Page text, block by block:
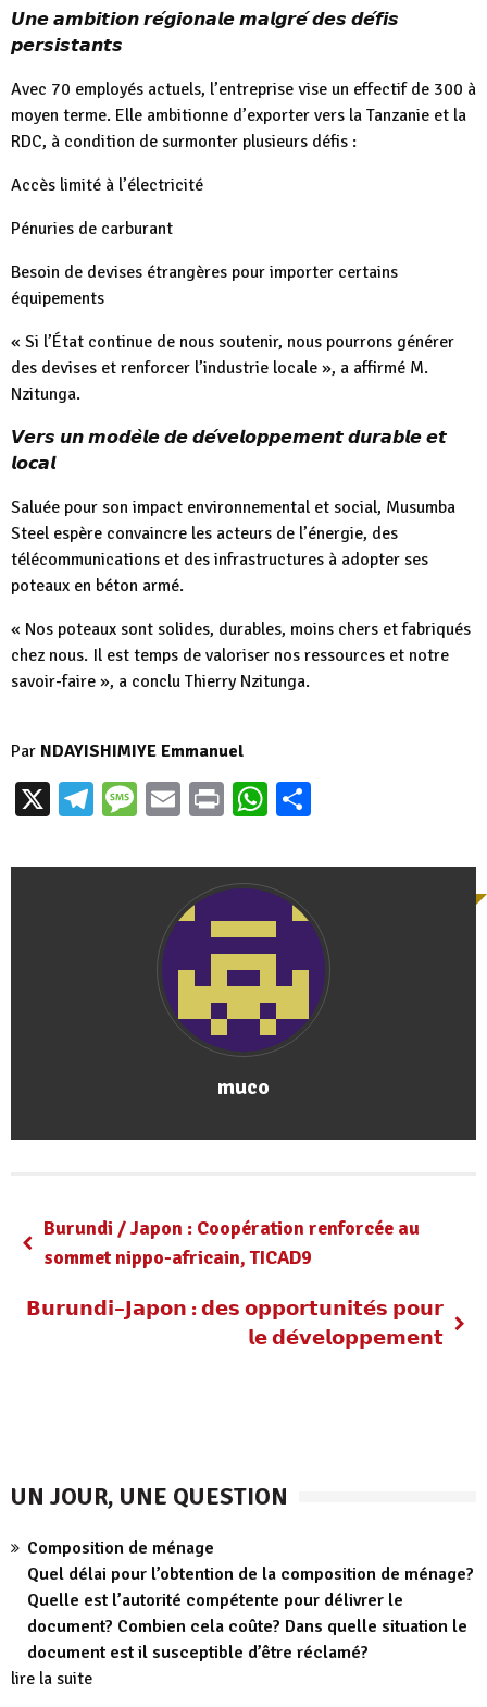
𝙐𝙣𝙚 𝙖𝙢𝙗𝙞𝙩𝙞𝙤𝙣 𝙧𝙚́𝙜𝙞𝙤𝙣𝙖𝙡𝙚 𝙢𝙖𝙡𝙜𝙧𝙚́ 𝙙𝙚𝙨 𝙙𝙚́𝙛𝙞𝙨
𝙥𝙚𝙧𝙨𝙞𝙨𝙩𝙖𝙣𝙩𝙨
Avec 70 employés actuels, l’entreprise vise un effectif de 300 à
moyen terme. Elle ambitionne d’exporter vers la Tanzanie et la
RDC, à condition de surmonter plusieurs défis :
Accès limité à l’électricité
Pénuries de carburant
Besoin de devises étrangères pour importer certains
équipements
« Si l’État continue de nous soutenir, nous pourrons générer
des devises et renforcer l’industrie locale », a affirmé M.
Nzitunga.
𝙑𝙚𝙧𝙨 𝙪𝙣 𝙢𝙤𝙙𝙚̀𝙡𝙚 𝙙𝙚 𝙙𝙚́𝙫𝙚𝙡𝙤𝙥𝙥𝙚𝙢𝙚𝙣𝙩 𝙙𝙪𝙧𝙖𝙗𝙡𝙚 𝙚𝙩
𝙡𝙤𝙘𝙖𝙡
Saluée pour son impact environnemental et social, Musumba
Steel espère convaincre les acteurs de l’énergie, des
télécommunications et des infrastructures à adopter ses
poteaux en béton armé.
« Nos poteaux sont solides, durables, moins chers et fabriqués
chez nous. Il est temps de valoriser nos ressources et notre
savoir-faire », a conclu Thierry Nzitunga.
Par NDAYISHIMIYE Emmanuel
X Telegram
Message
EmailPrintWhatsApp
muco
Burundi / Japon : Coopération renforcée au
sommet nippo-africain, TICAD9
𝗕𝘂𝗿𝘂𝗻𝗱𝗶–𝗝𝗮𝗽𝗼𝗻 : 𝗱𝗲𝘀 𝗼𝗽𝗽𝗼𝗿𝘁𝘂𝗻𝗶𝘁𝗲́𝘀 𝗽𝗼𝘂𝗿
𝗹𝗲 𝗱𝗲́𝘃𝗲𝗹𝗼𝗽𝗽𝗲𝗺𝗲𝗻𝘁
UN JOUR, UNE QUESTION
Composition de ménage
Quel délai pour l’obtention de la composition de ménage?
Quelle est l’autorité compétente pour délivrer le
document? Combien cela coûte? Dans quelle situation le
document est il susceptible d’être réclamé?
lire la suite